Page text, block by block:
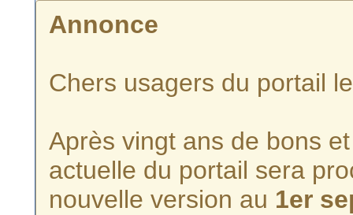
Annonce
Chers usagers du portail
Après vingt ans de bons
actuelle du portail sera
nouvelle version au 1er